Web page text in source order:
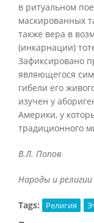
в ритуальном
маскированных
также вера в
(инкарнации)
Зафиксировано
являющегося
гибели его
изучен у
Америки, у
традиционного
В.Л. Попов
Народы и
Tags: Религия